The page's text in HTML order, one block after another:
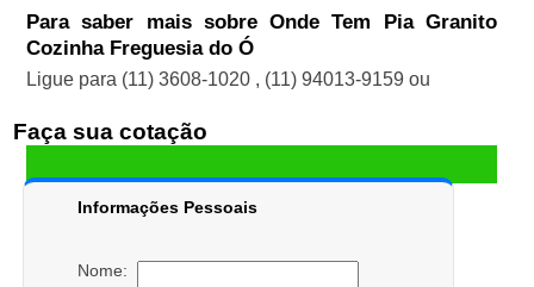
Para saber mais sobre Onde Tem Pia Granito
Cozinha Freguesia do Ó
Ligue para (11) 3608-1020 , (11) 94013-9159 ou
Faça sua cotação
Informações Pessoais
Nome: